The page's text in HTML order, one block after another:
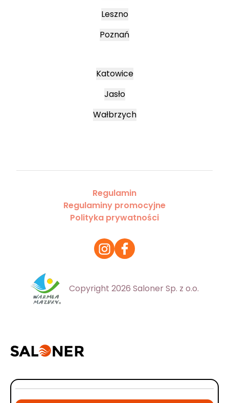
Leszno
Poznań
Katowice
Jasło
Wałbrzych
Regulamin
Regulaminy promocyjne
Polityka prywatności
Copyright 2026 Saloner Sp. z o.o.